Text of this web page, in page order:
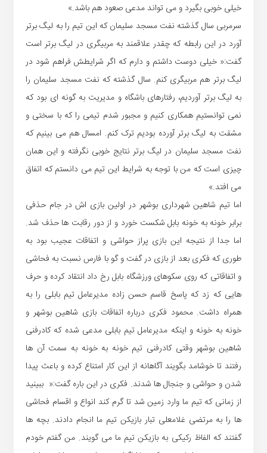
خیلی خوبی بگیرد و می تواند مدعی صعود هم باشد.»
سرمربی سال گذشته نفت مسجد سلیمان که این تیم را به لیگ برتر
آورد در این رابطه که چقدر علاقمند به مربیگری در لیگ برتر است
گفت:« خیلی دوست داشتم و دارم که اگر شرایطش فراهم شود در
لیگ برتر هم مربیگری کنم. سال گذشته که نفت مسجد سلیمان را
به لیگ برتر آوردیم، رفتارهای باشگاه و مدیریت به گونه ای بود که
نمی توانستیم همکاری کنیم و مجبور شدم تیمی را که با سختی و
مشقت به لیگ برتر آورده بودیم ترک کنم. امسال هم می بینیم که
نفت مسجد سلیمان در لیگ برتر نتایج خوبی نگرفته و این همان
چیزی است که من با توجه به شرایط این تیم می دانستم که اتفاق
می افتد.»
اما تیم شاهین شهرداری بوشهر در اولین بازی اش در جام حذفی
برابر خونه به خونه بابل شکست خورد و از دور رقابت ها حذف شد.
اما جدا از نتیجه این بازی پراز حواشی و اتفاقات عجیب بود به
طوری که فکری بعد از بازی در گفت و گو با فارس نسبت به فحاشی
و اتفاقاتی که روی سکوهای ورزشگاه بابل رخ داد انتقاد کرده و حرف
هایی که زد که پاسخ قاسم حسن زاده مدیرعامل تیم بابلی را به
همراه داشت. محمود فکری درباره اتفاقات بازی شاهین بوشهر و
خونه به خونه و اینکه مدیرعامل تیم بابلی مدعی شده که کادرفنی
شاهین بوشهر وقتی کادرفنی تیم خونه به خونه به سمت آن ها
رفتند تا خوشامد بگویند آگاهانه از این کار امتناع کرده و باعث پیدا
شدن و حواشی و جنجال ها شدند. فکری در این باره گفت:« ببینید
از زمانی که تیم ما وارد زمین شد تا گرم کند انواع و اقسام فحاشی
ها را به مرتضی غلامعلی تبار بازیکن تیم ما انجام دادند. بچه ها
گفتند که الفاظ رکیکی به بازیکن تیم ما می گویند. من گفتم خودم